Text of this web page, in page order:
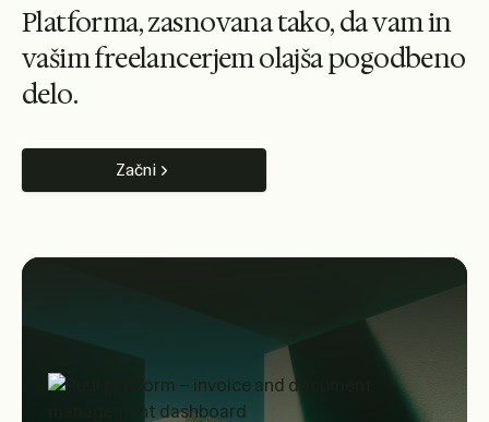
Platforma,zasnovanatako,davamin
vašimfreelancerjemolajšapogodbeno
delo.
Začni